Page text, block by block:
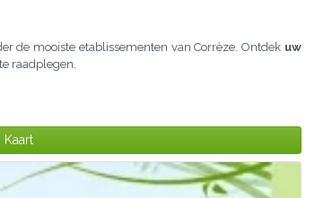
de mooiste etablissementen van Corrèze. Ontdek uw
raadplegen.
Kaart